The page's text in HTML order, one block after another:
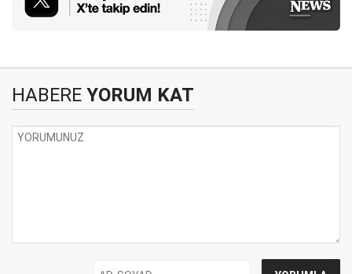
HABERE YORUM KAT